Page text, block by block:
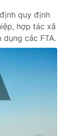
quy định
hợp tác xã
các FTA.